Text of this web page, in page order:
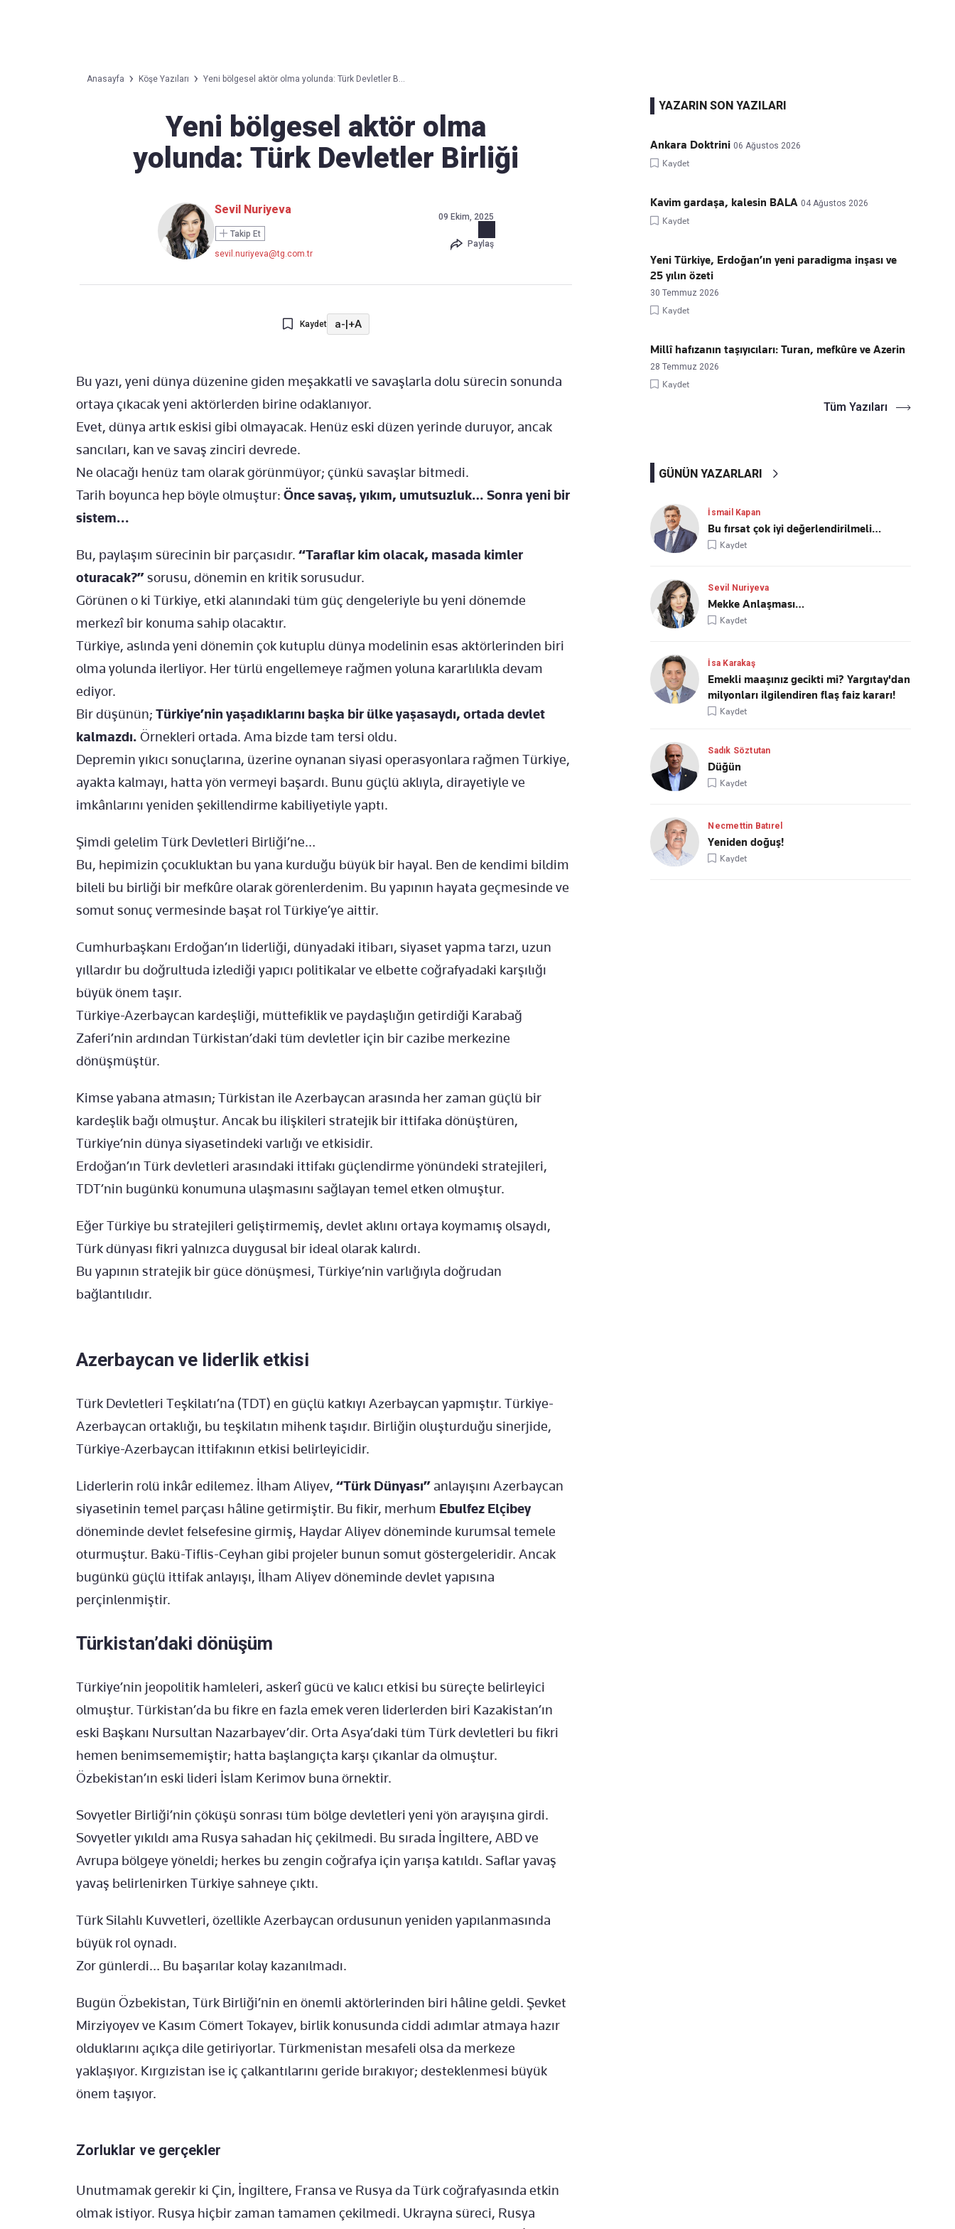
Anasayfa Köşe Yazıları Yeni bölgesel aktör olma yolunda: Türk Devletler B...
Yeni bölgesel aktör olma
yolunda: Türk Devletler Birliği
Sevil Nuriyeva
Takip Et
sevil.nuriyeva@tg.com.tr
09 Ekim, 2025
Paylaş
Kaydet a-|+A
Bu yazı, yeni dünya düzenine giden meşakkatli ve savaşlarla dolu sürecin sonunda
ortaya çıkacak yeni aktörlerden birine odaklanıyor.
Evet, dünya artık eskisi gibi olmayacak. Henüz eski düzen yerinde duruyor, ancak
sancıları, kan ve savaş zinciri devrede.
Ne olacağı henüz tam olarak görünmüyor; çünkü savaşlar bitmedi.
Tarih boyunca hep böyle olmuştur: Önce savaş, yıkım, umutsuzluk… Sonra yeni bir
sistem...
Bu, paylaşım sürecinin bir parçasıdır. “Taraflar kim olacak, masada kimler
oturacak?”sorusu, dönemin en kritik sorusudur.
Görünen o ki Türkiye, etki alanındaki tüm güç dengeleriyle bu yeni dönemde
merkezî bir konuma sahip olacaktır.
Türkiye, aslında yeni dönemin çok kutuplu dünya modelinin esas aktörlerinden biri
olma yolunda ilerliyor. Her türlü engellemeye rağmen yoluna kararlılıkla devam
ediyor.
Bir düşünün; Türkiye’nin yaşadıklarını başka bir ülke yaşasaydı, ortada devlet
kalmazdı. Örnekleri ortada. Ama bizde tam tersi oldu.
Depremin yıkıcı sonuçlarına, üzerine oynanan siyasi operasyonlara rağmen Türkiye,
ayakta kalmayı, hatta yön vermeyi başardı. Bunu güçlü aklıyla, dirayetiyle ve
imkânlarını yeniden şekillendirme kabiliyetiyle yaptı.
Şimdi gelelim Türk Devletleri Birliği’ne…
Bu, hepimizin çocukluktan bu yana kurduğu büyük bir hayal. Ben de kendimi bildim
bileli bu birliği bir mefkûre olarak görenlerdenim. Bu yapının hayata geçmesinde ve
somut sonuç vermesinde başat rol Türkiye’ye aittir.
Cumhurbaşkanı Erdoğan’ın liderliği, dünyadaki itibarı, siyaset yapma tarzı, uzun
yıllardır bu doğrultuda izlediği yapıcı politikalar ve elbette coğrafyadaki karşılığı
büyük önem taşır.
Türkiye-Azerbaycan kardeşliği, müttefiklik ve paydaşlığın getirdiği Karabağ
Zaferi’nin ardından Türkistan’daki tüm devletler için bir cazibe merkezine
dönüşmüştür.
Kimse yabana atmasın; Türkistan ile Azerbaycan arasında her zaman güçlü bir
kardeşlik bağı olmuştur. Ancak bu ilişkileri stratejik bir ittifaka dönüştüren,
Türkiye’nin dünya siyasetindeki varlığı ve etkisidir.
Erdoğan’ın Türk devletleri arasındaki ittifakı güçlendirme yönündeki stratejileri,
TDT’nin bugünkü konumuna ulaşmasını sağlayan temel etken olmuştur.
Eğer Türkiye bu stratejileri geliştirmemiş, devlet aklını ortaya koymamış olsaydı,
Türk dünyası fikri yalnızca duygusal bir ideal olarak kalırdı.
Bu yapının stratejik bir güce dönüşmesi, Türkiye’nin varlığıyla doğrudan
bağlantılıdır.
Azerbaycan ve liderlik etkisi
Türk Devletleri Teşkilatı’na (TDT) en güçlü katkıyı Azerbaycan yapmıştır. Türkiye-
Azerbaycan ortaklığı, bu teşkilatın mihenk taşıdır. Birliğin oluşturduğu sinerjide,
Türkiye-Azerbaycan ittifakının etkisi belirleyicidir.
Liderlerin rolü inkâr edilemez. İlham Aliyev, “Türk Dünyası” anlayışını Azerbaycan
siyasetinin temel parçası hâline getirmiştir. Bu fikir, merhum Ebulfez Elçibey
döneminde devlet felsefesine girmiş, Haydar Aliyev döneminde kurumsal temele
oturmuştur. Bakü-Tiflis-Ceyhan gibi projeler bunun somut göstergeleridir. Ancak
bugünkü güçlü ittifak anlayışı, İlham Aliyev döneminde devlet yapısına
perçinlenmiştir.
Türkistan’daki dönüşüm
Türkiye’nin jeopolitik hamleleri, askerî gücü ve kalıcı etkisi bu süreçte belirleyici
olmuştur. Türkistan’da bu fikre en fazla emek veren liderlerden biri Kazakistan’ın
eski Başkanı Nursultan Nazarbayev’dir. Orta Asya’daki tüm Türk devletleri bu fikri
hemen benimsememiştir; hatta başlangıçta karşı çıkanlar da olmuştur.
Özbekistan’ın eski lideri İslam Kerimov buna örnektir.
Sovyetler Birliği’nin çöküşü sonrası tüm bölge devletleri yeni yön arayışına girdi.
Sovyetler yıkıldı ama Rusya sahadan hiç çekilmedi. Bu sırada İngiltere, ABD ve
Avrupa bölgeye yöneldi; herkes bu zengin coğrafya için yarışa katıldı. Saflar yavaş
yavaş belirlenirken Türkiye sahneye çıktı.
Türk Silahlı Kuvvetleri, özellikle Azerbaycan ordusunun yeniden yapılanmasında
büyük rol oynadı.
Zor günlerdi… Bu başarılar kolay kazanılmadı.
Bugün Özbekistan, Türk Birliği’nin en önemli aktörlerinden biri hâline geldi. Şevket
Mirziyoyev ve Kasım Cömert Tokayev, birlik konusunda ciddi adımlar atmaya hazır
olduklarını açıkça dile getiriyorlar. Türkmenistan mesafeli olsa da merkeze
yaklaşıyor. Kırgızistan ise iç çalkantılarını geride bırakıyor; desteklenmesi büyük
önem taşıyor.
Zorluklar ve gerçekler
Unutmamak gerekir ki Çin, İngiltere, Fransa ve Rusya da Türk coğrafyasında etkin
olmak istiyor. Rusya hiçbir zaman tamamen çekilmedi. Ukrayna süreci, Rusya
YAZARIN SON YAZILARI
Ankara Doktrini 06 Ağustos 2026
Kaydet
Kavim gardaşa, kalesin BALA 04 Ağustos 2026
Kaydet
Yeni Türkiye, Erdoğan’ın yeni paradigma inşası ve
25 yılın özeti
30 Temmuz 2026
Kaydet
Millî hafızanın taşıyıcıları: Turan, mefkûre ve Azerin
28 Temmuz 2026
Kaydet
Tüm Yazıları
GÜNÜN YAZARLARI
İsmail Kapan
Bu fırsat çok iyi değerlendirilmeli…
Kaydet
Sevil Nuriyeva
Mekke Anlaşması…
Kaydet
İsa Karakaş
Emekli maaşınız gecikti mi? Yargıtay'dan
milyonları ilgilendiren flaş faiz kararı!
Kaydet
Sadık Söztutan
Düğün
Kaydet
Necmettin Batırel
Yeniden doğuş!
Kaydet